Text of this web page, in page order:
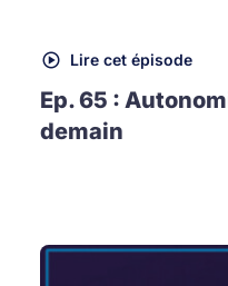
Lire cet épisode
Ep. 65 :
demain